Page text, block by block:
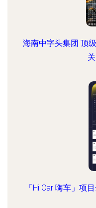
海南中字头集团 顶
「Hi Car 嗨车」项